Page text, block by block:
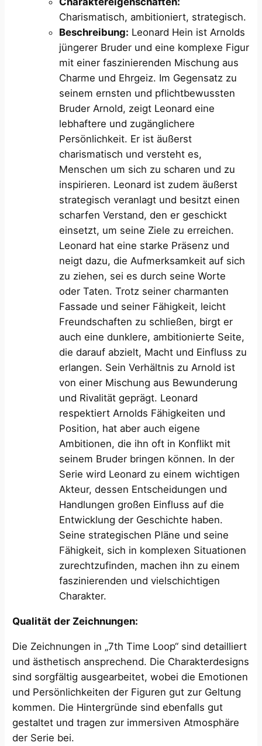
Charismatisch, ambitioniert, strategisch.
Beschreibung: Leonard Hein ist Arnolds
jüngerer Bruder und eine komplexe Figur
mit einer faszinierenden Mischung aus
Charme und Ehrgeiz. Im Gegensatz zu
seinem ernsten und pflichtbewussten
Bruder Arnold, zeigt Leonard eine
lebhaftere und zugänglichere
Persönlichkeit. Er ist äußerst
charismatisch und versteht es,
Menschen um sich zu scharen und zu
inspirieren. Leonard ist zudem äußerst
strategisch veranlagt und besitzt einen
scharfen Verstand, den er geschickt
einsetzt, um seine Ziele zu erreichen.
Leonard hat eine starke Präsenz und
neigt dazu, die Aufmerksamkeit auf sich
zu ziehen, sei es durch seine Worte
oder Taten. Trotz seiner charmanten
Fassade und seiner Fähigkeit, leicht
Freundschaften zu schließen, birgt er
auch eine dunklere, ambitionierte Seite,
die darauf abzielt, Macht und Einfluss zu
erlangen. Sein Verhältnis zu Arnold ist
von einer Mischung aus Bewunderung
und Rivalität geprägt. Leonard
respektiert Arnolds Fähigkeiten und
Position, hat aber auch eigene
Ambitionen, die ihn oft in Konflikt mit
seinem Bruder bringen können. In der
Serie wird Leonard zu einem wichtigen
Akteur, dessen Entscheidungen und
Handlungen großen Einfluss auf die
Entwicklung der Geschichte haben.
Seine strategischen Pläne und seine
Fähigkeit, sich in komplexen Situationen
zurechtzufinden, machen ihn zu einem
faszinierenden und vielschichtigen
Charakter.
Qualität der Zeichnungen:
Die Zeichnungen in „7th Time Loop“ sind detailliert
und ästhetisch ansprechend. Die Charakterdesigns
sind sorgfältig ausgearbeitet, wobei die Emotionen
und Persönlichkeiten der Figuren gut zur Geltung
kommen. Die Hintergründe sind ebenfalls gut
gestaltet und tragen zur immersiven Atmosphäre
der Serie bei.